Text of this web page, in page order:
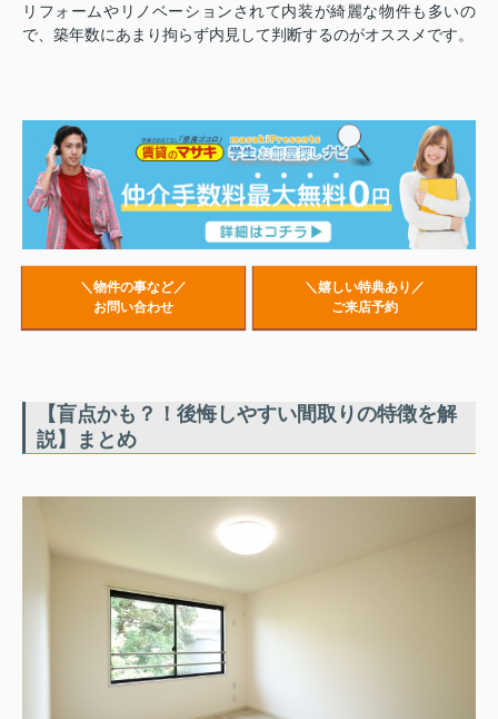
リフォームやリノベーションされて内装が綺麗な物件も多いの
で、築年数にあまり拘らず内見して判断するのがオススメです。
＼物件の事など／
お問い合わせ
＼嬉しい特典あり／
ご来店予約
【盲点かも？！後悔しやすい間取りの特徴を解
説】まとめ